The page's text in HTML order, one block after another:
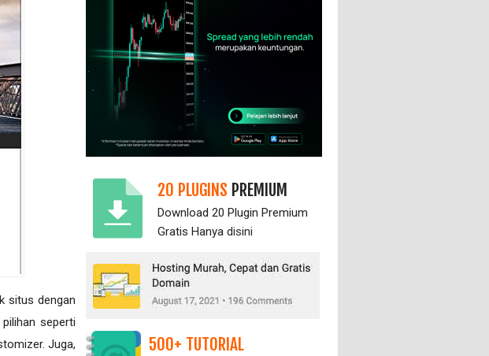
situs dengan
seperti
Juga,
20 PLUGINS PREMIUM
Download 20 Plugin Premium
Gratis Hanya disini
500+ TUTORIAL